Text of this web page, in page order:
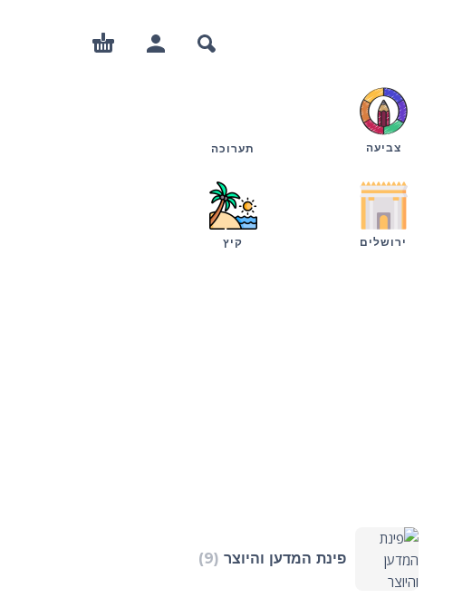
צביעה תערוכה
ירושלים קיץ
פינת המדען והיוצר (9)